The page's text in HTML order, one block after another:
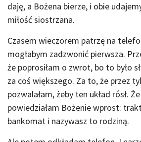
daję, a Bożena bierze, i obie
miłość siostrzana.
Czasem wieczorem patrzę na
mogłabym zadzwonić pierwsza.
że poprosiłam o zwrot, bo to było
za coś większego. Za to, że przez
pozwalałam, żeby ten układ rósł.
powiedziałam Bożenie wprost:
bankomat i nazywasz to rodziną.